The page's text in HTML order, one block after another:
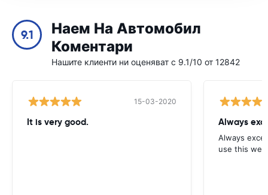
9.1
Наем На Автомобил
Коментари
Нашите клиенти ни оценяват с 9.1/10 от 12842
15-03-2020
It is very good. Always
Always
use this